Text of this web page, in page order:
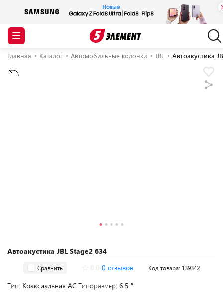
Главная Каталог Автомобильные колонки JBL Автоакустика
Автоакустика JBL Stage2 634
Сравнить 0 отзывов Код товара: 139342
Тип: Коаксиальная АС Типоразмер: 6.5 ″